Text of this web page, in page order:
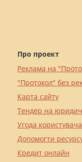
Про проект
Реклама на
"Протокол" без
Карта сайту
Тендер на
Угода користувача
Допомогти
Кредит онлайн